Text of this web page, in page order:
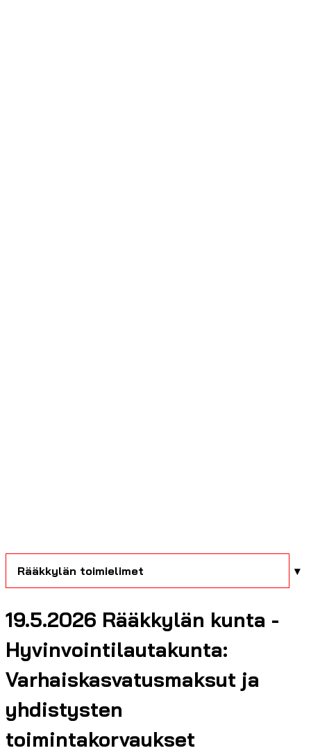
Rääkkylän toimielimet
19.5.2026 Rääkkylän kunta -
Hyvinvointilautakunta:
Varhaiskasvatusmaksut ja
yhdistysten
toimintakorvaukset